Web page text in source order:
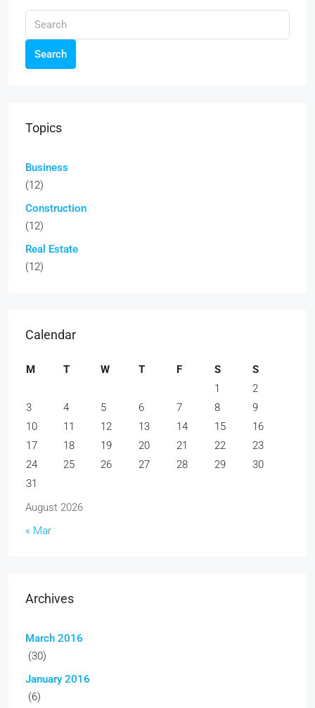
Search
Topics
Business
(12)
Construction
(12)
Real Estate
(12)
Calendar
August 2026
M T W T F S
S
1
2
3
4 5 6 7 8
9
10
11 12 13 14 15
16
17
18 19 20 21 22
23
24
25 26 27 28 29
30
31
« Mar
Archives
March 2016
(30)
January 2016
(6)